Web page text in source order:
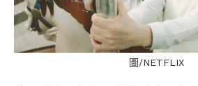
圖/NETFLIX